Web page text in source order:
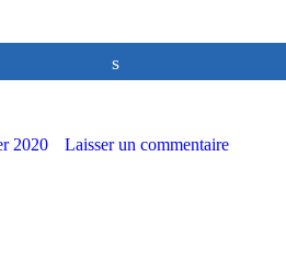
2020 Laisser un commentaire